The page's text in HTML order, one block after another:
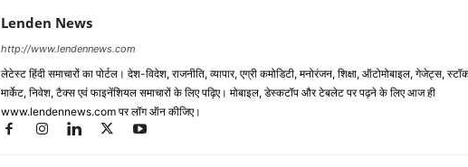
Lenden News
http://www.lendennews.com
लेटेस्ट हिंदी समाचारों का पोर्टल। देश-विदेश, राजनीति, व्यापार, एग्री कमोडिटी, मनोरंजन, शिक्षा, ऑटोमोबाइल, गेजेट्स,
मार्केट, निवेश, टैक्स एवं फाइनेंशियल समाचारों के लिए पढ़िए। मोबाइल, डेस्कटॉप और टेबलेट पर पढ़ने के लिए आज ही
www.lendennews.com पर लॉग ऑन कीजिए।